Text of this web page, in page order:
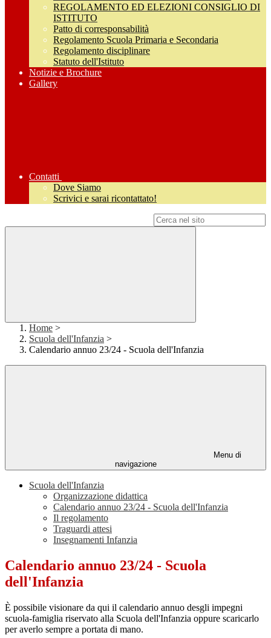
REGOLAMENTO ED ELEZIONI CONSIGLIO DI
ISTITUTO
Patto di corresponsabilità
Regolamento Scuola Primaria e Secondaria
Regolamento disciplinare
Statuto dell'Istituto
Notizie e Brochure
Gallery
Contatti
Dove Siamo
Scrivici e sarai ricontattato!
Home >
Scuola dell'Infanzia >
Calendario annuo 23/24 - Scuola dell'Infanzia
Menu di
navigazione
Scuola dell'Infanzia
Organizzazione didattica
Calendario annuo 23/24 - Scuola dell'Infanzia
Il regolamento
Traguardi attesi
Insegnamenti Infanzia
Calendario annuo 23/24 - Scuola
dell'Infanzia
È possibile visionare da qui il calendario annuo desgli impegni
scuola-famiglia riservato alla Scuola dell'Infanzia oppure scaricarlo
per averlo sempre a portata di mano.